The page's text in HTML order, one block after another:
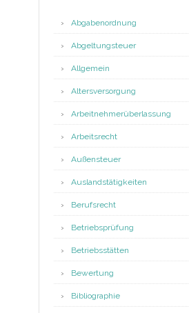
Abgabenordnung
Abgeltungsteuer
Allgemein
Altersversorgung
Arbeitnehmerüberlassung
Arbeitsrecht
Außensteuer
Auslandstätigkeiten
Berufsrecht
Betriebsprüfung
Betriebsstätten
Bewertung
Bibliographie